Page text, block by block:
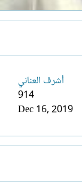
أشرف العناني
914
Dec 16, 2019